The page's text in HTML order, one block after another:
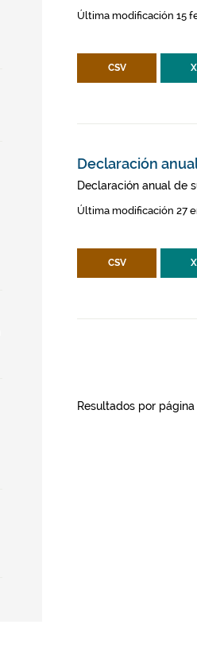
Última modificación 15
CSV
Declaración
Declaración anual de
Última modificación 27
CSV
Resultados por página